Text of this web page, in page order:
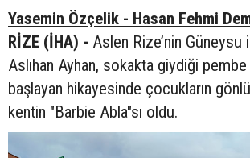
Yasemin Özçelik - Hasan Fehmi
RİZE (İHA) - Aslen Rize’nin
Aslıhan Ayhan, sokakta giydiği
başlayan hikayesinde çocukların
kentin "Barbie Abla"sı oldu.